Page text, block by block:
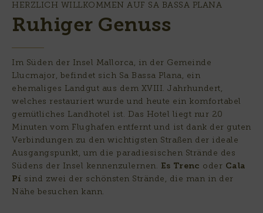
HERZLICH WILLKOMMEN AUF SA BASSA PLANA
Ruhiger Genuss
Im Süden der Insel Mallorca, in der Gemeinde
Llucmajor, befindet sich Sa Bassa Plana, ein
ehemaliges Landgut aus dem XVIII. Jahrhundert,
welches restauriert wurde und heute ein komfortabel
gemütliches Landhotel ist. Das Hotel liegt nur 20
Minuten vom Flughafen entfernt und ist dank der guten
Verbindungen zu den wichtigsten Straßen der ideale
Ausgangspunkt, um die paradiesischen Strände des
Südens der Insel kennenzulernen. Es Trenc oder Cala
Pí sind zwei der schönsten Strände, die man in der
Nähe besuchen kann.